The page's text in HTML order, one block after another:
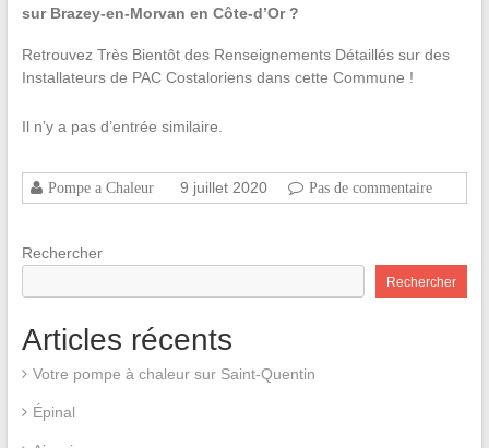
sur Brazey-en-Morvan en Côte-d’Or ?
Retrouvez Très Bientôt des Renseignements Détaillés sur des
Installateurs de PAC Costaloriens dans cette Commune !
Il n’y a pas d’entrée similaire.
Pompe a Chaleur 9 juillet 2020 Pas de commentaire
Rechercher
Rechercher
Articles récents
Votre pompe à chaleur sur Saint-Quentin
Épinal